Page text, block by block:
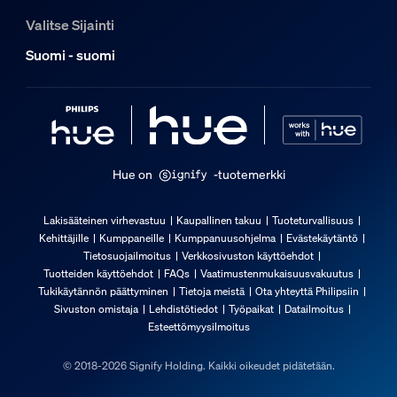
5 % < H << 95 % (ei tiivistymistä)
Käyttölämpötila
-20 °C ... 45 °C
Lisäominaisuus/lisävaruste mukana
Kyllä
2 vuotta
Valon ominaisuudet
Mistä tiedän, voinko käyttää
Mikä on Bluetooth-ohjatun Philips
Valitse Sijainti
Suomi - suomi
Hue on -tuotemerkki
Lakisääteinen virhevastuu Kaupallinen takuu
Tuoteturvallisuus
Kehittäjille
Kumppaneille Kumppanuusohjelma
Evästekäytäntö
Tietosuojailmoitus
Verkkosivuston käyttöehdot
Tuotteiden käyttöehdot
FAQs
Vaatimustenmukaisuusvakuutus
Tukikäytännön päättyminen
Tietoja meistä
Ota yhteyttä Philipsiin
Sivuston omistaja
Lehdistötiedot Työpaikat
Datailmoitus
Esteettömyysilmoitus
© 2018-2026 Signify Holding. Kaikki oikeudet pidätetään.